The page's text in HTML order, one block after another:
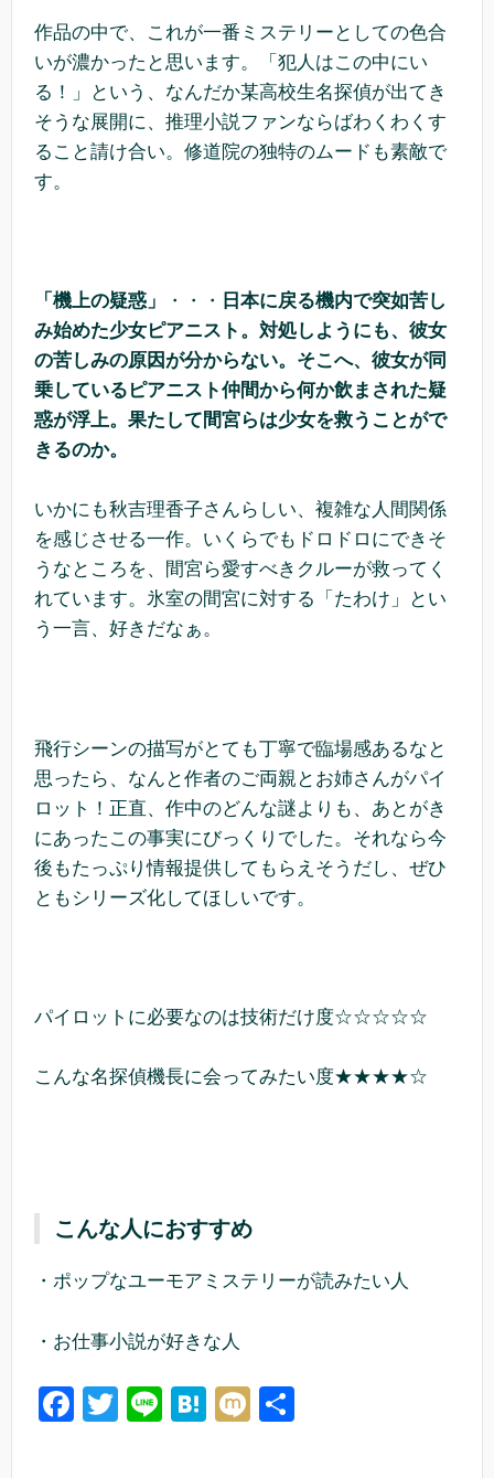
作品の中で、これが一番ミステリーとしての色合
いが濃かったと思います。「犯人はこの中にい
る！」という、なんだか某高校生名探偵が出てき
そうな展開に、推理小説ファンならばわくわくす
ること請け合い。修道院の独特のムードも素敵で
す。
「機上の疑惑」 ・・・ 日本に戻る機内で突如苦し
み始めた少女ピアニスト。対処しようにも、彼女
の苦しみの原因が分からない。そこへ、彼女が同
乗しているピアニスト仲間から何か飲まされた疑
惑が浮上。果たして間宮らは少女を救うことがで
きるのか。
いかにも秋吉理香子さんらしい、複雑な人間関係
を感じさせる一作。いくらでもドロドロにできそ
うなところを、間宮ら愛すべきクルーが救ってく
れています。氷室の間宮に対する「たわけ」とい
う一言、好きだなぁ。
飛行シーンの描写がとても丁寧で臨場感あるなと
思ったら、なんと作者のご両親とお姉さんがパイ
ロット！正直、作中のどんな謎よりも、あとがき
にあったこの事実にびっくりでした。それなら今
後もたっぷり情報提供してもらえそうだし、ぜひ
ともシリーズ化してほしいです。
パイロットに必要なのは技術だけ度☆☆☆☆☆
こんな名探偵機長に会ってみたい度★★★★☆
こんな人におすすめ
・ポップなユーモアミステリーが読みたい人
・お仕事小説が好きな人
F
T
Li
H
M